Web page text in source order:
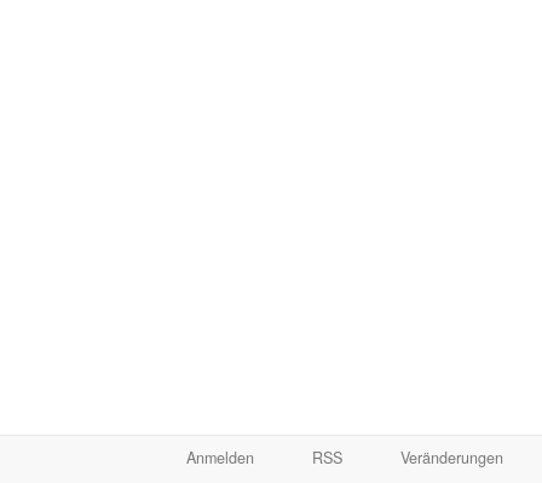
Anmelden RSS Veränderungen